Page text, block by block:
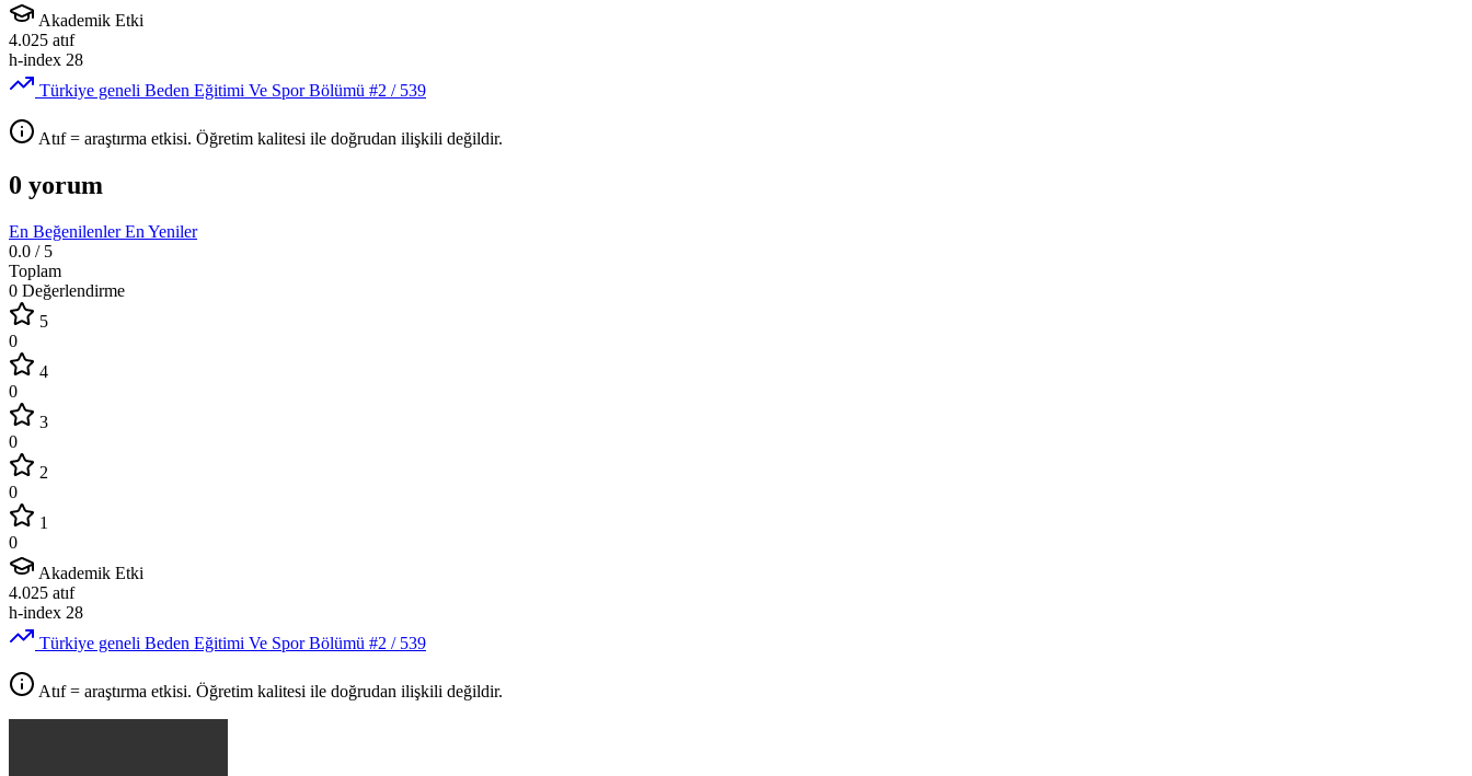
Akademik Etki
4.025 atıf
h-index 28
Türkiye geneli Beden Eğitimi Ve Spor Bölümü #2 / 539
Atıf = araştırma etkisi. Öğretim kalitesi ile doğrudan ilişkili değildir.
0 yorum
En BeğenilenlerEn Yeniler
0.0 / 5
Toplam
0 Değerlendirme
5
0
4
0
3
0
2
0
1
0
Akademik Etki
4.025 atıf
h-index 28
Türkiye geneli Beden Eğitimi Ve Spor Bölümü #2 / 539
Atıf = araştırma etkisi. Öğretim kalitesi ile doğrudan ilişkili değildir.